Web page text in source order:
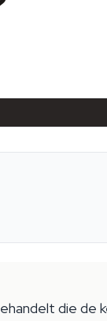
die de